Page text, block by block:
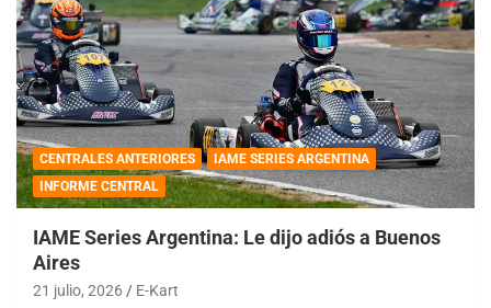
CENTRALES ANTERIORES
IAME SERIES ARGENTINA
INFORME CENTRAL
IAME Series Argentina: Le dijo adiós a Buenos
Aires
21 julio, 2026 E-Kart